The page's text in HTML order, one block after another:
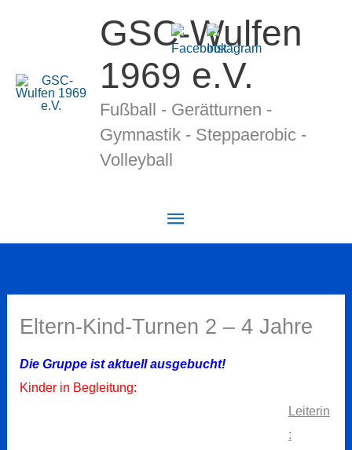
GSC-Wulfen
1969 e.V.
Fußball - Gerätturnen -
Gymnastik - Stepp­ae­ro­bic -
Volleyball
Hauptmenü
Eltern-Kind-Turnen 2 – 4 Jahre
Die Gruppe ist aktuell ausgebucht!
Kinder in Begleitung:
Leiterin
: